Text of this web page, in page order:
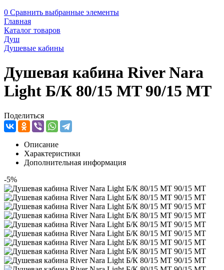
0 Сравнить выбранные элементы
Главная
Каталог товаров
Душ
Душевые кабины
Душевая кабина River Nara
Light Б/К 80/15 MT 90/15 MT
Поделиться
Описание
Характеристики
Дополнительная информация
-5%